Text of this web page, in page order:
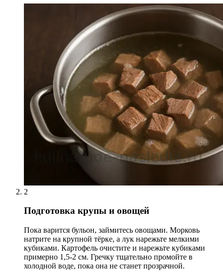
2
Подготовка крупы и овощей
Пока варится бульон, займитесь овощами. Морковь
натрите на крупной тёрке, а лук нарежьте мелкими
кубиками. Картофель очистите и нарежьте кубиками
примерно 1,5-2 см. Гречку тщательно промойте в
холодной воде, пока она не станет прозрачной.